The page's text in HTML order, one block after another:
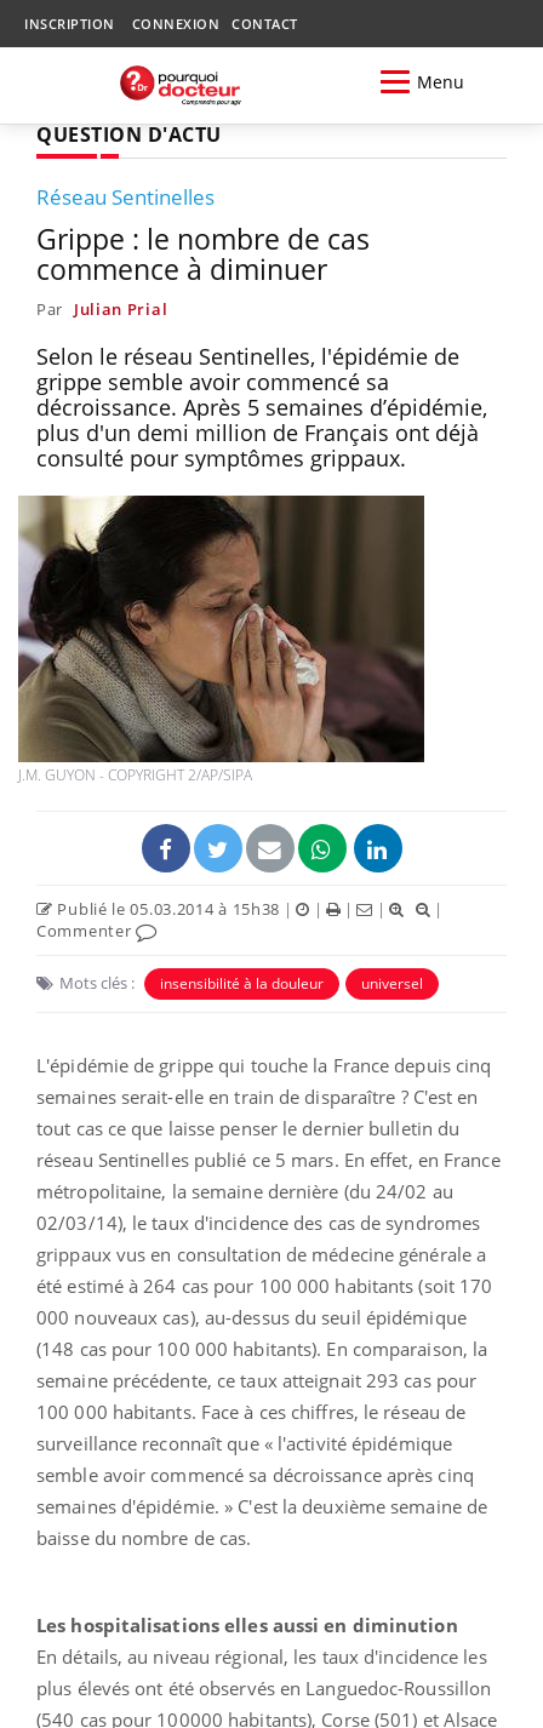
INSCRIPTION CONNEXION CONTACT
Menu
QUESTION D'ACTU
Réseau Sentinelles
Grippe : le nombre de cas
commence à diminuer
Par Julian Prial
Selon le réseau Sentinelles, l'épidémie de
grippe semble avoir commencé sa
décroissance. Après 5 semaines d’épidémie,
plus d'un demi million de Français ont déjà
consulté pour symptômes grippaux.
J.M. GUYON - COPYRIGHT 2/AP/SIPA
Publié le 05.03.2014 à 15h38 | | | |
|
Commenter
Mots clés : insensibilité à la douleur universel
L'épidémie de grippe qui touche la France depuis cinq
semaines serait-elle en train de disparaître ? C'est en
tout cas ce que laisse penser le dernier bulletin du
réseau Sentinelles publié ce 5 mars. En effet, en France
métropolitaine, la semaine dernière (du 24/02 au
02/03/14), le taux d'incidence des cas de syndromes
grippaux vus en consultation de médecine générale a
été estimé à 264 cas pour 100 000 habitants (soit 170
000 nouveaux cas), au-dessus du seuil épidémique
(148 cas pour 100 000 habitants). En comparaison, la
semaine précédente, ce taux atteignait 293 cas pour
100 000 habitants. Face à ces chiffres, le réseau de
surveillance reconnaît que « l'activité épidémique
semble avoir commencé sa décroissance après cinq
semaines d'épidémie. » C'est la deuxième semaine de
baisse du nombre de cas.
Les hospitalisations elles aussi en diminution
En détails, au niveau régional, les taux d'incidence les
plus élevés ont été observés en Languedoc-Roussillon
(540 cas pour 100000 habitants), Corse (501) et Alsace